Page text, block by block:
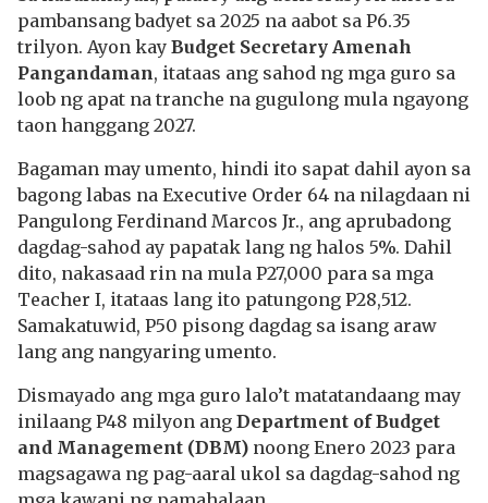
pambansang badyet sa 2025 na aabot sa P6.35
trilyon. Ayon kay Budget Secretary Amenah
Pangandaman, itataas ang sahod ng mga guro sa
loob ng apat na tranche na gugulong mula ngayong
taon hanggang 2027.
Bagaman may umento, hindi ito sapat dahil ayon sa
bagong labas na Executive Order 64 na nilagdaan ni
Pangulong Ferdinand Marcos Jr., ang aprubadong
dagdag-sahod ay papatak lang ng halos 5%. Dahil
dito, nakasaad rin na mula P27,000 para sa mga
Teacher I, itataas lang ito patungong P28,512.
Samakatuwid, P50 pisong dagdag sa isang araw
lang ang nangyaring umento.
Dismayado ang mga guro lalo’t matatandaang may
inilaang P48 milyon ang Department of Budget
and Management (DBM) noong Enero 2023 para
magsagawa ng pag-aaral ukol sa dagdag-sahod ng